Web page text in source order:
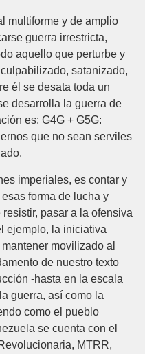
multiforme y de amplio
guerra irrestricta,
aquello que perturbe y
satanizado,
él se desata toda un
desarrolla la guerra de
es: G4G + G5G:
que no sean serviles
imperiales, es contar y
forma de lucha y
pasar a la ofensiva
ejemplo, la iniciativa
movilizado al
de nuestro texto
-hasta en la escala
guerra, así como la
como el pueblo
se cuenta con el
MTRR,